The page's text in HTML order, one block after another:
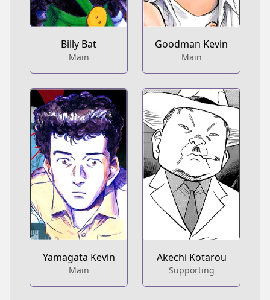
Billy Bat
Main
Goodman Kevin
Main
Yamagata Kevin
Main
Akechi Kotarou
Supporting